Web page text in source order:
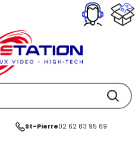
St-Pierre02 62 83 95 69